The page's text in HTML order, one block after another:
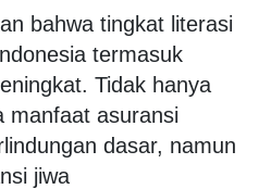
bahwa tingkat literasi
termasuk
Tidak hanya
manfaat asuransi
dasar, namun
jiwa